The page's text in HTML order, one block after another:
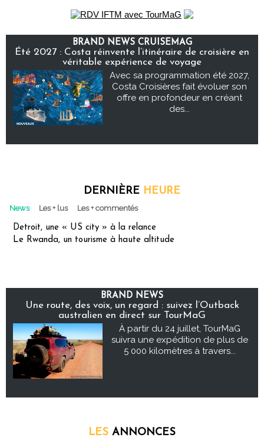
BRAND NEWS CRUISEMAG
Été 2027 : Costa réinvente l’itinéraire de croisière en
véritable expérience de voyage
Avec sa programmation été 2027,
Costa Croisières fait évoluer son
offre en profondeur en créant
des...
DERNIÈRE HEURE
News Les + lus Les + commentés
Detroit, une « US city » à la relance
Le Rwanda, un tourisme à haute altitude
BRAND NEWS
Une route, des voix, un regard : suivez l’Outback
australien en direct sur TourMaG
À partir du 24 juillet, TourMaG
suivra une expédition de plus de
5 000 kilomètres à travers...
LES ANNONCES